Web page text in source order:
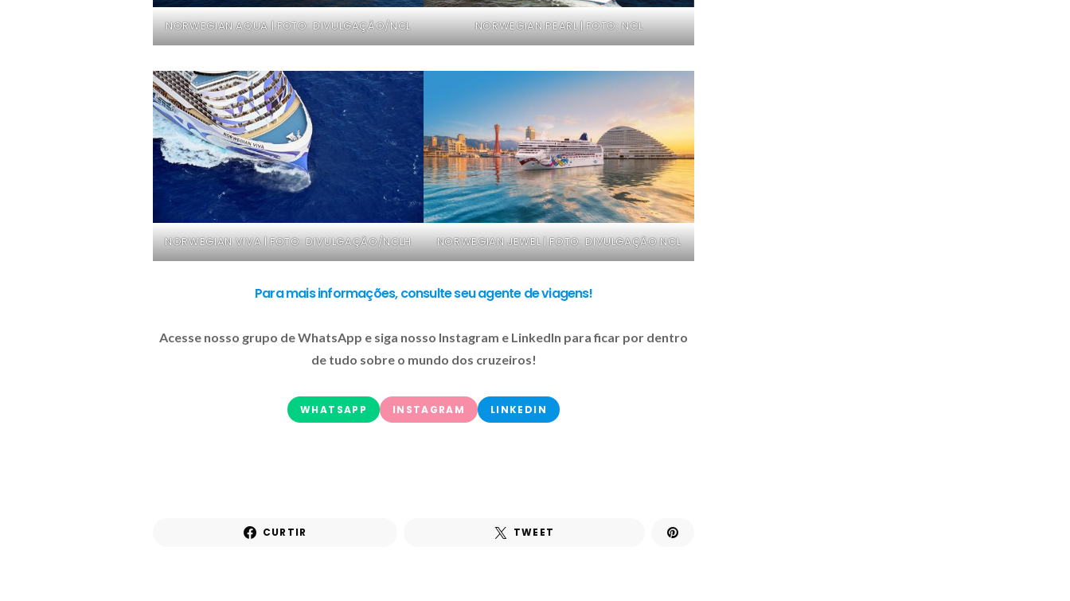
NORWEGIAN AQUA | FOTO: DIVULGAÇÃO/NCL NORWEGIAN PEARL | FOTO: NCL
NORWEGIAN VIVA | FOTO: DIVULGAÇÃO/NCLH NORWEGIAN JEWEL | FOTO: DIVULGAÇÃO NCL
Para mais informações, consulte seu agente de viagens!
Acesse nosso grupo de WhatsApp e siga nosso Instagram e LinkedIn para ficar por dentro
de tudo sobre o mundo dos cruzeiros!
WHATSAPP INSTAGRAM LINKEDIN
CURTIR TWEET